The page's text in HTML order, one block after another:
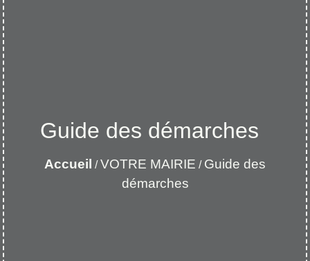
Guide des démarches
Accueil /VOTRE MAIRIE / Guide des
démarches